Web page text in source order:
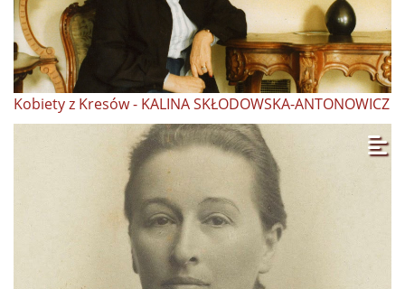
Kobiety z Kresów - KALINA SKŁODOWSKA-ANTONOWICZ